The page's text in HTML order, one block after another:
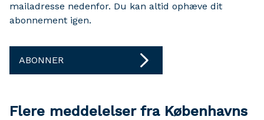
mailadresse nedenfor. Du kan altid ophæve dit
abonnement igen.
ABONNER
Flere meddelelser fra Københavns